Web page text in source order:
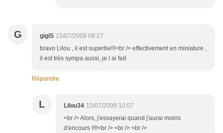
G gigiS 15/07/2009 08:27
bravo Lilou , il est superbe!!!<br /> effectivement en miniature ,
il est très sympa aussi, je l ai fait
Répondre
L Lilou34 15/07/2009 10:07
<br /> Alors, j'essayerai quand j'aurai moins
d'encours !!!!<br /> <br /> <br />